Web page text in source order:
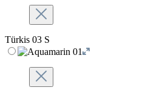
Türkis 03 S